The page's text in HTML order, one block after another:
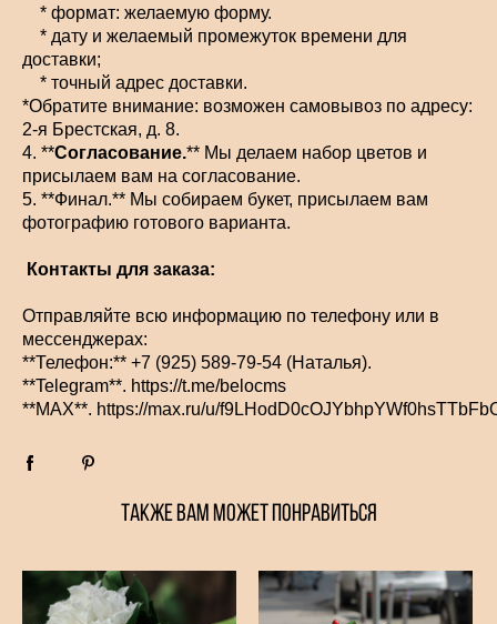
* формат: желаемую форму.
* дату и желаемый промежуток времени для
доставки;
* точный адрес доставки.
*Обратите внимание: возможен самовывоз по адресу:
2-я Брестская, д. 8.
4. **Согласование.** Мы делаем набор цветов и
присылаем вам на согласование.
5. **Финал.** Мы собираем букет, присылаем вам
фотографию готового варианта.
Контакты для заказа:
Отправляйте всю информацию по телефону или в
мессенджерах:
**Телефон:** +7 (925) 589-79-54 (Наталья).
**Telegram**. https://t.me/belocms
**MAX**. https://max.ru/u/
ТАКЖЕ ВАМ МОЖЕТ ПОНРАВИТЬСЯ